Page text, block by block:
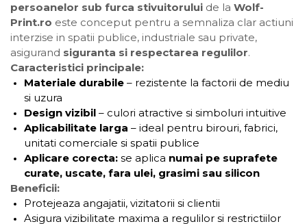
persoanelor sub furca stivuitorului de la Wolf-
Print.ro este conceput pentru a semnaliza clar actiuni
interzise in spatii publice, industriale sau private,
asigurand siguranta si respectarea regulilor.
Caracteristici principale:
Materiale durabile – rezistente la factorii de mediu
si uzura
Design vizibil – culori atractive si simboluri intuitive
Aplicabilitate larga – ideal pentru birouri, fabrici,
unitati comerciale si spatii publice
Aplicare corecta: se aplica numai pe suprafete
curate, uscate, fara ulei, grasimi sau silicon
Beneficii:
Protejeaza angajatii, vizitatorii si clientii
Asigura vizibilitate maxima a regulilor si restrictiilor